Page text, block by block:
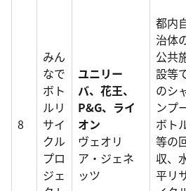
8
みん
なで
ボト
ルリ
サイ
クル
プロ
ジェ
ユニリー
バ、花王、
P&G、ライ
オン
ヴェオリ
ア・ジェネ
ッツ
都内
治体
公共
設等
のシ
ンプ
ボト
等の
収、
平リ